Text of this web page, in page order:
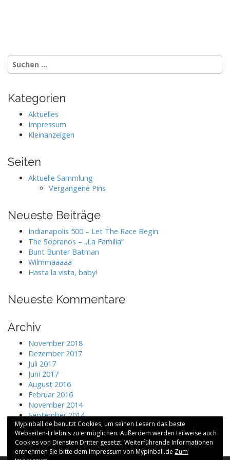
Suchen
nach:
Kategorien
Aktuelles
Impressum
Kleinanzeigen
Seiten
Aktuelle Sammlung
Vergangene Pins
Neueste Beiträge
Indianapolis 500 – Let The Race Begin
The Sopranos – „La Familia“
Bunt Bunter Batman
Wilmmaaaaa
Hasta la vista, baby!
Neueste Kommentare
Archiv
November 2018
Dezember 2017
Juli 2017
Juni 2017
August 2016
Februar 2016
November 2014
September 2014
Juli 2014
Mypinball.de benutzt Cookies, um seinen Lesern das beste
Webseiten-Erlebnis zu ermöglichen. Außerdem werden teilweise auch
Cookies von Diensten Dritter gesetzt. Weiterführende Informationen
entnehmen Sie bitte dem Impressum von Mypinball.de Zum